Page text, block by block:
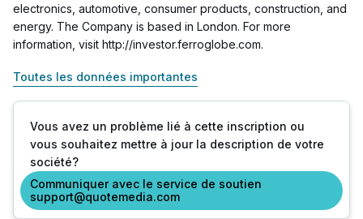
electronics, automotive, consumer products, construction, and
energy. The Company is based in London. For more
information, visit http://investor.ferroglobe.com.
Toutes les données importantes
Vous avez un problème lié à cette inscription ou
vous souhaitez mettre à jour la description de votre
société?
Communiquer avec le service de soutien
support@quotemedia.com